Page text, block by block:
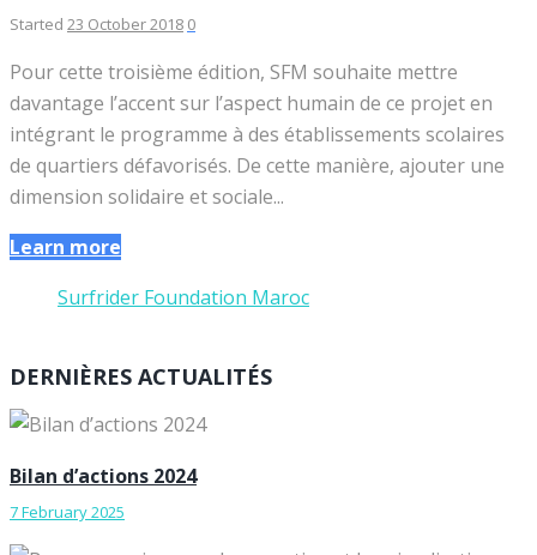
Started 23 October 2018 0
Pour cette troisième édition, SFM souhaite mettre
davantage l’accent sur l’aspect humain de ce projet en
intégrant le programme à des établissements scolaires
de quartiers défavorisés. De cette manière, ajouter une
dimension solidaire et sociale...
Learn more
Surfrider Foundation Maroc
DERNIÈRES ACTUALITÉS
Bilan d’actions 2024
7 February 2025